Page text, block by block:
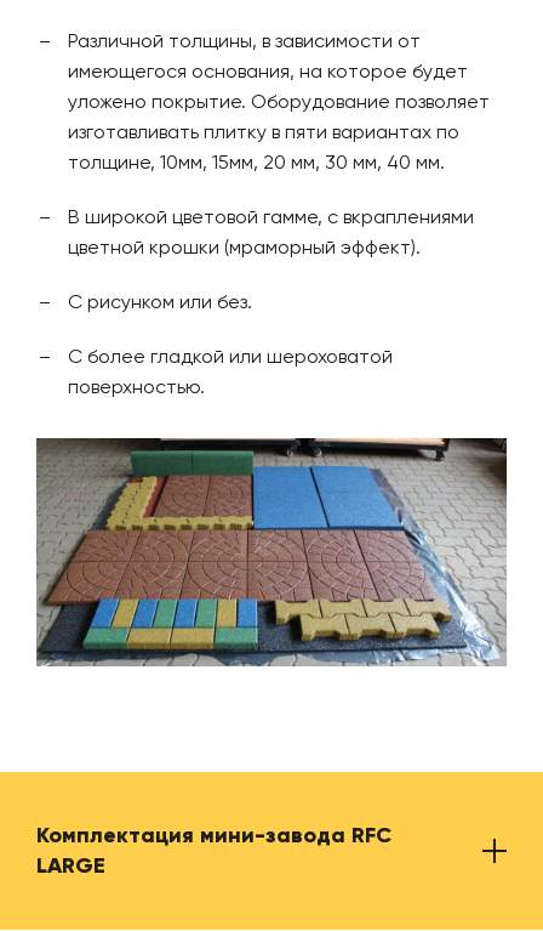
Различной толщины, в зависимости от
имеющегося основания, на которое будет
уложено покрытие. Оборудование позволяет
изготавливать плитку в пяти вариантах по
толщине, 10мм, 15мм, 20 мм, 30 мм, 40 мм.
В широкой цветовой гамме, с вкраплениями
цветной крошки (мраморный эффект).
С рисунком или без.
С более гладкой или шероховатой
поверхностью.
Комплектация мини-завода RFC
LARGE